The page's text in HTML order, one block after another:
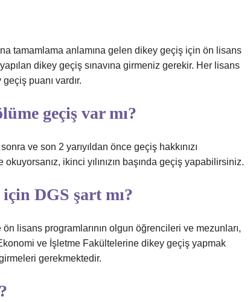
tamamlama anlamına gelen dikey geçiş için ön lisans
dikey geçiş sınavına girmeniz gerekir. Her lisans
puanı vardır.
geçiş var mı?
ve son 2 yarıyıldan önce geçiş hakkınızı
ikinci yılınızın başında geçiş yapabilirsiniz.
DGS şart mı?
lisans programlarının olgun öğrencileri ve mezunları,
ve İşletme Fakültelerine dikey geçiş yapmak
gerekmektedir.